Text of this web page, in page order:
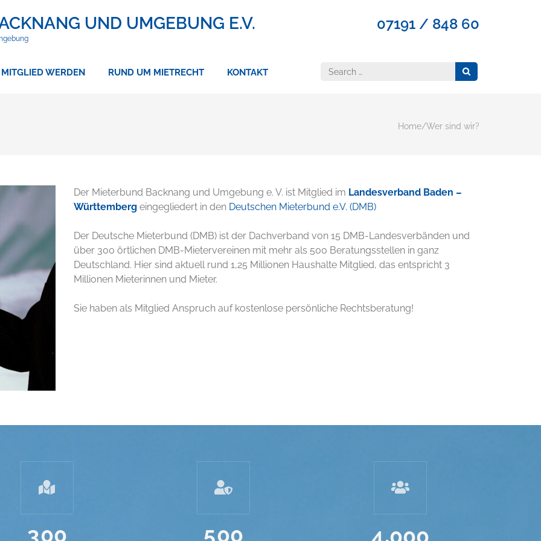
UND UMGEBUNG E.V. 07191 / 848 60
MITGLIED WERDEN RUND UM MIETRECHT KONTAKT
Search
for:
Home/Wer sind wir?
Der Mieterbund Backnang und Umgebung e. V. ist Mitglied im Landesverband Baden –
Württemberg eingegliedert in den Deutschen Mieterbund e.V. (DMB)
Der Deutsche Mieterbund (DMB) ist der Dachverband von 15 DMB-Landesverbänden und
über 300 örtlichen DMB-Mietervereinen mit mehr als 500 Beratungsstellen in ganz
Deutschland. Hier sind aktuell rund 1,25 Millionen Haushalte Mitglied, das entspricht 3
Millionen Mieterinnen und Mieter.
Sie haben als Mitglied Anspruch auf kostenlose persönliche Rechtsberatung!
300 500 ,